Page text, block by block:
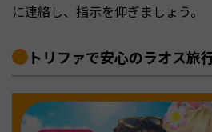
に連絡し、指示を仰ぎましょう。
トリファで安心のラオス旅